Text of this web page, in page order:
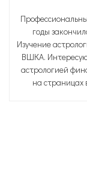
годы
Изучение
ВШКА.
астрологией
на страницах